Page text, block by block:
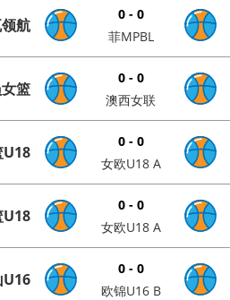
航
0 - 0
菲MPBL
篮
0 - 0
澳西女联
U18
0 - 0
女欧U18 A
U18
0 - 0
女欧U18 A
U16
0 - 0
欧锦U16 B